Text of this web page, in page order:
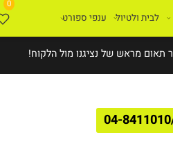
מראש של נציגנו מול הלקוח!
04-
0
לבית ולטיול ענפי ספורט